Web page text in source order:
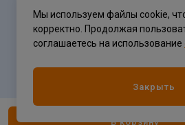
В корзину
Мы используем файлы cookie,
корректно. Продолжая
соглашаетесь на использование
Закрыть